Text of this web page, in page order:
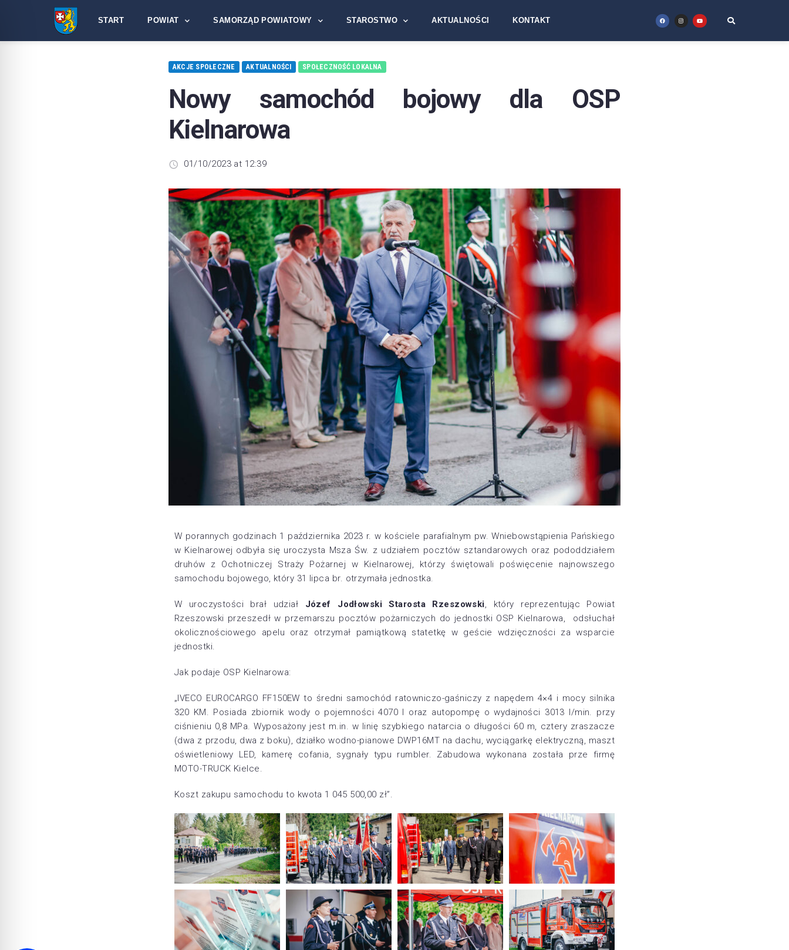
START POWIAT SAMORZĄD POWIATOWY STAROSTWO AKTUALNOŚCI KONTAKT
AKCJE SPOŁECZNE AKTUALNOŚCI SPOŁECZNOŚĆ LOKALNA
Nowy samochód bojowy dla OSP
Kielnarowa
01/10/2023 at 12:39
W porannych godzinach 1 października 2023 r. w kościele parafialnym pw. Wniebowstąpienia Pańskiego
w Kielnarowej odbyła się uroczysta Msza Św. z udziałem pocztów sztandarowych oraz pododdziałem
druhów z Ochotniczej Straży Pożarnej w Kielnarowej, którzy świętowali poświęcenie najnowszego
samochodu bojowego, który 31 lipca br. otrzymała jednostka.
W uroczystości brał udział Józef Jodłowski Starosta Rzeszowski, który reprezentując Powiat
Rzeszowski przeszedł w przemarszu pocztów pożarniczych do jednostki OSP Kielnarowa, odsłuchał
okolicznościowego apelu oraz otrzymał pamiątkową statetkę w geście wdzięczności za wsparcie
jednostki.
Jak podaje OSP Kielnarowa:
„IVECO EUROCARGO FF150EW to średni samochód ratowniczo-gaśniczy z napędem 4×4 i mocy silnika
320 KM. Posiada zbiornik wody o pojemności 4070 l oraz autopompę o wydajności 3013 l/min. przy
ciśnieniu 0,8 MPa. Wyposażony jest m.in. w linię szybkiego natarcia o długości 60 m, cztery zraszacze
(dwa z przodu, dwa z boku), działko wodno-pianowe DWP16MT na dachu, wyciągarkę elektryczną, maszt
oświetleniowy LED, kamerę cofania, sygnały typu rumbler. Zabudowa wykonana została prze firmę
MOTO-TRUCK Kielce.
Koszt zakupu samochodu to kwota 1 045 500,00 zł”.